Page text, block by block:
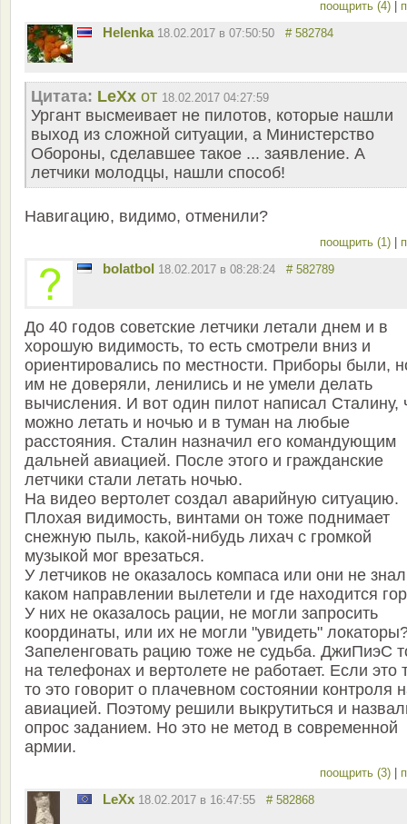
поощрить (4)
Helenka 18.02.2017 в 07:50:50 # 582784
Цитата: LeXx от 18.02.2017 04:27:59
Ургант высмеивает не пилотов, которые нашли
выход из сложной ситуации, а Министерство
Обороны, сделавшее такое ... заявление. А
летчики молодцы, нашли способ!
Навигацию, видимо, отменили?
поощрить (1)
bolatbol 18.02.2017 в 08:28:24 # 582789
До 40 годов советские летчики летали днем и в
хорошую видимость, то есть смотрели вниз и
ориентировались по местности. Приборы были,
им не доверяли, ленились и не умели делать
вычисления. И вот один пилот написал Сталину,
можно летать и ночью и в туман на любые
расстояния. Сталин назначил его командующим
дальней авиацией. После этого и гражданские
летчики стали летать ночью.
На видео вертолет создал аварийную ситуацию.
Плохая видимость, винтами он тоже поднимает
снежную пыль, какой-нибудь лихач с громкой
музыкой мог врезаться.
У летчиков не оказалось компаса или они не
каком направлении вылетели и где находится
У них не оказалось рации, не могли запросить
координаты, или их не могли "увидеть"
Запеленговать рацию тоже не судьба. ДжиПиэС
на телефонах и вертолете не работает. Если это
то это говорит о плачевном состоянии контроля
авиацией. Поэтому решили выкрутиться и
опрос заданием. Но это не метод в современной
армии.
поощрить (3)
LeXx 18.02.2017 в 16:47:55 # 582868